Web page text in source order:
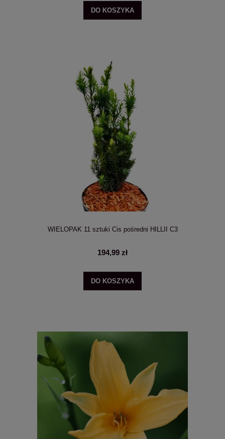
DO KOSZYKA
WIELOPAK 11 sztuki Cis pośredni HILLII C3
194,99 zł
DO KOSZYKA